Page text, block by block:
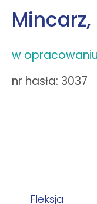
w opracowaniu
nr hasła: 3037
Fleksja